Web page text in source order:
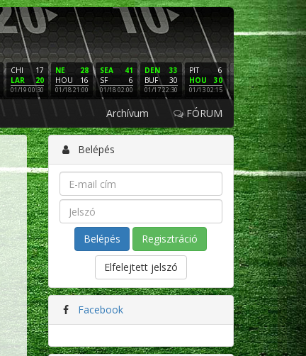
17
CHI
20
LAR
01/19 00:30
28
NE
16
HOU
01/18 21:00
41
SEA
6
SF
01/18 02:00
33
DEN
30
BUF
01/17 22:30
6
PIT
30
HOU
01/13 02:15
16
NE
3
LAC
01/12 02:00
PHI
SF
01/11
Archívum FÓRUM
Belépés
Regisztráció
Elfelejtett jelszó
Facebook